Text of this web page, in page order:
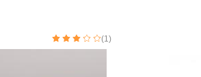
(1)